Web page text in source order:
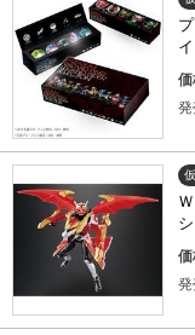
価
価